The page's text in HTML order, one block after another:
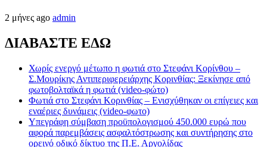
2 μήνες ago admin
ΔΙΑΒΑΣΤΕ ΕΔΩ
Χωρίς ενεργό μέτωπο η φωτιά στο Στεφάνι Κορίνθου –
Σ.Μουρίκης Αντιπεριφερειάρχης Κορινθίας: Ξεκίνησε από
φωτοβολταϊκά η φωτιά (video-φώτο)
Φωτιά στο Στεφάνι Κορινθίας – Ενισχύθηκαν οι επίγειες και
εναέριες δυνάμεις (video-φωτο)
Υπεγράφη σύμβαση προϋπολογισμού 450.000 ευρώ που
αφορά παρεμβάσεις ασφαλτόστρωσης και συντήρησης στο
ορεινό οδικό δίκτυο της Π.Ε. Αργολίδας